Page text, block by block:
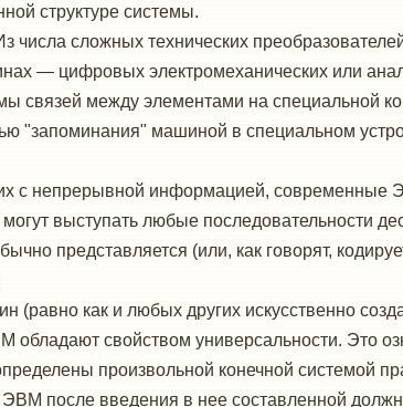
структуре системы.
числа сложных технических
— цифровых электромеханических или
связей между элементами на специальной
"запоминания" машиной в специальном
с непрерывной информацией, современные
выступать любые последовательности
представляется (или, как говорят,
(равно как и любых других искусственно
свойством универсальности. Это
произвольной конечной системой
ЭВМ после введения в нее составленной